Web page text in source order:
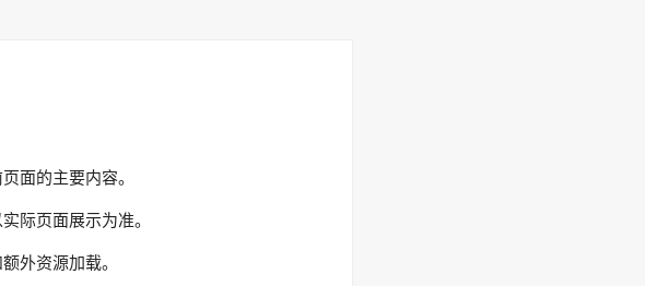
面的主要内容。
际页面展示为准。
外资源加载。